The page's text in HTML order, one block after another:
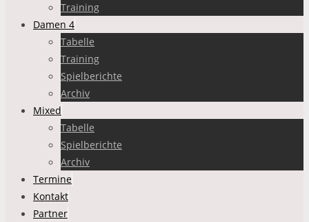
Training
Damen 4
Tabelle
Training
Spielberichte
Archiv
Mixed
Tabelle
Spielberichte
Archiv
Termine
Kontakt
Partner